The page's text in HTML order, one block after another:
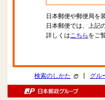
日本郵便や郵便局を
日本郵便では、上記
詳しくはこちら をご
検索のしかた グル